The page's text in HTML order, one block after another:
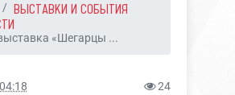
ВЫСТАВКИ И СОБЫТИЯ
«Шегарцы ...
24